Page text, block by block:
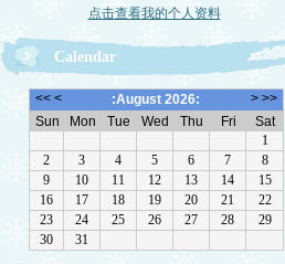
点击查看我的个人资料
Calendar
一律删除网络垃圾，恶意留言，与机器人留言